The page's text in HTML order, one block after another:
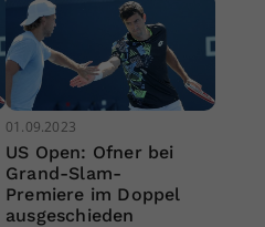
01.09.2023
US Open: Ofner bei
Grand-Slam-
Premiere im Doppel
ausgeschieden